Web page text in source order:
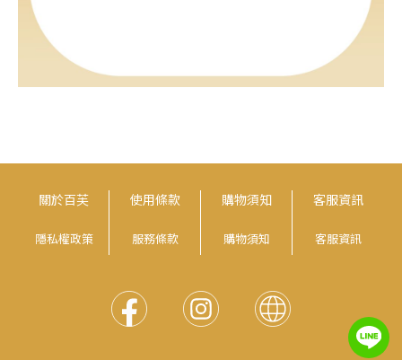
關於百芙
隱私權政策
使用條款
服務條款
購物須知
購物須知
客服資訊
客服資訊